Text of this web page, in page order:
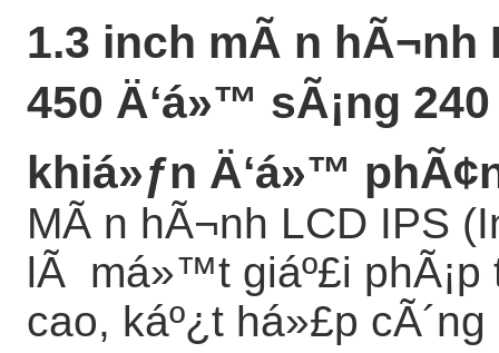
1.3 inch mÃ n hÃ¬nh
450 Ä‘á»™ sÃ¡ng 240
khiá»ƒn Ä‘á»™
MÃ n hÃ¬nh LCD IPS
lÃ má»™t giáº£i phÃ¡p
cao, káº¿t há»£p